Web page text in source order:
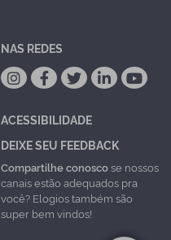
NAS REDES
ACESSIBILIDADE
DEIXE SEU FEEDBACK
Compartilhe conoscose nossos
canais estão adequados pra
você? Elogios também são
super bem vindos!